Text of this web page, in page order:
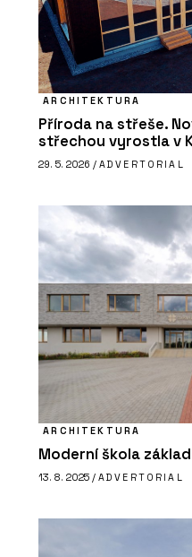
ARCHITEKTURA
Příroda na střeše.
střechou vyrostla v
29. 5. 2026 / ADVERTORIAL
ARCHITEKTURA
Moderní škola
13. 8. 2025 / ADVERTORIAL